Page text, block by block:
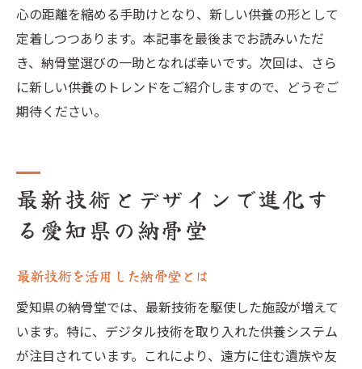
心の距離を縮める手助けとなり、新しい供養の形として
定着しつつあります。本記事を最後までお読みいただ
き、納骨堂選びの一助となれば幸いです。次回は、さら
に新しい供養のトレンドをご紹介しますので、どうぞご
期待ください。
最新技術とデザインで進化す
る愛知県の納骨堂
最新技術を活用した納骨堂とは
愛知県の納骨堂では、最新技術を駆使した施設が増えて
います。特に、デジタル技術を取り入れた供養システム
が注目されています。これにより、遠方に住む遺族や友